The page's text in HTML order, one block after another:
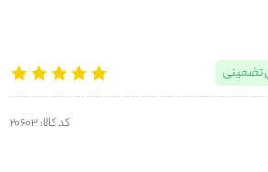
کد کالا: 20603